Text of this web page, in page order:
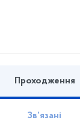
Проходження
Зв’язані